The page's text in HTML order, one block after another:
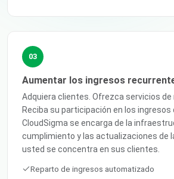
03
Aumentar los ingresos
Adquiera clientes. Ofrezca servicios de
Reciba su participación en los ingresos
CloudSigma se encarga de la
cumplimiento y las actualizaciones de
usted se concentra en sus clientes.
Reparto de ingresos automatizado